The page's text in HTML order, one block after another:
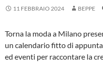
11 FEBBRAIO 2024 BEPPE
Torna la moda a Milano
un calendario fitto di
ed eventi per raccontare la